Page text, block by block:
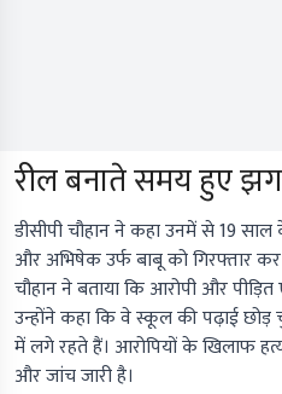
रील बनाते समय हुए
डीसीपी चौहान ने कहा उनमें से 19
और अभिषेक उर्फ बाबू को गिरफ्तार
चौहान ने बताया कि आरोपी और
उन्होंने कहा कि वे स्कूल की पढ़ाई
में लगे रहते हैं। आरोपियों के खिलाफ
और जांच जारी है।